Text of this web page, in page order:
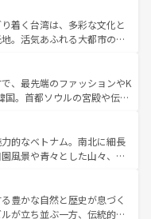
アメリカ
てほしい。
々を迎えてくれるハワイの
やハワイアンミュージッ
すべてがハワイの魅力を彩
情報
しい。
えるウルル（エアーズロッ
林やケアンズの熱帯雨林な
、カフェやワイン、オージ
ており、サーフィンやダイ
トドア好きにはたまらな
力を存分に味わいつくそ
着く台湾は、多彩な文化と
。活気あふれる大都市の台
台湾東部など、都市の喧騒
、訪れる人に新しい発見と
、奥深い台湾の食文化も魅
ど、バラエティ豊かな料理
の台湾情報は コンテンツ一覧を参
、最先端のファッションやK
。首都ソウルの宮殿や伝統
々の自然美を楽しむことが
、絶品のストリートフード
っている。夜には、韓国な
多彩な魅力を心ゆくまで味
。 なお、新着の韓国情報はコンテンツ一
的なベトナム。南北に細長
風景や青々とした山々、世
。ハノイの古い町並みやホ
の建物も、独特の雰囲気を
ティの豊かさとおいしさで
豊かな自然と歴史が息づく
が立ち並ぶ一方、伝統的な